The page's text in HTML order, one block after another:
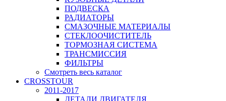
ПОДВЕСКА
РАДИАТОРЫ
СМАЗОЧНЫЕ МАТЕРИАЛЫ
СТЕКЛООЧИСТИТЕЛЬ
ТОРМОЗНАЯ СИСТЕМА
ТРАНСМИССИЯ
ФИЛЬТРЫ
Смотреть весь каталог
CROSSTOUR
2011-2017
ДЕТАЛИ ДВИГАТЕЛЯ